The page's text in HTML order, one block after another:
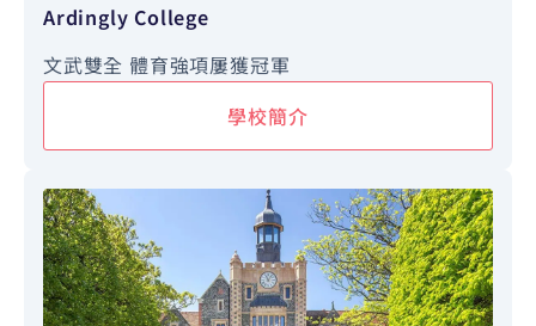
Ardingly College
文武雙全 體育強項屢獲冠軍
學校簡介